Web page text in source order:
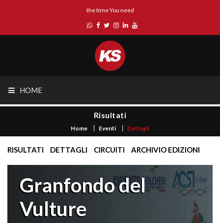
the time You need
HOME
Risultati
Home Eventi Dettagli
RISULTATI DETTAGLI CIRCUITI ARCHIVIO EDIZIONI
Granfondo del
Vulture